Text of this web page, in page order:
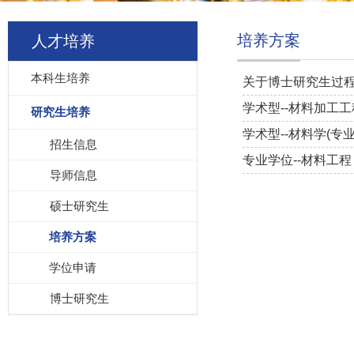
人才培养
本科生培养
研究生培养
招生信息
导师信息
硕士研究生
培养方案
学位申请
博士研究生
培养方案
关于博士研究生过
学术型--材料加工
学术型--材料学(专
专业学位--材料工